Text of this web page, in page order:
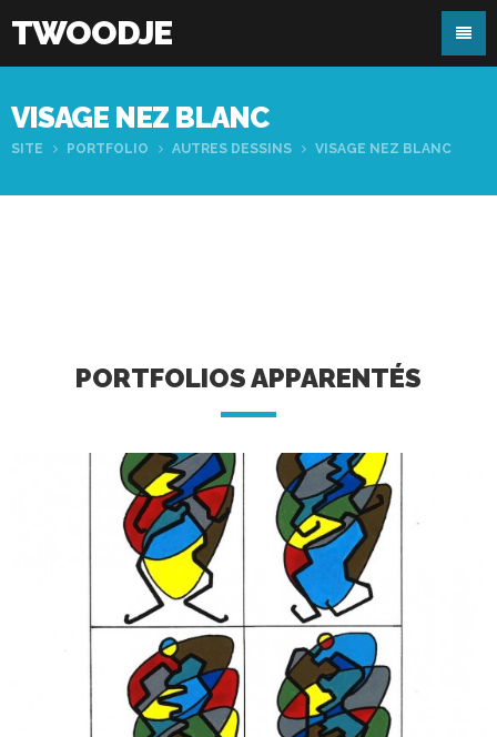
TWOODJE
VISAGE NEZ BLANC
SITE PORTFOLIO AUTRES DESSINS VISAGE NEZ BLANC
PORTFOLIOS APPARENTÉS